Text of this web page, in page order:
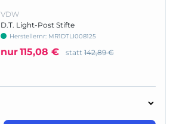
VDW
D.T. Light-Post Stifte
Herstellernr: MR1DTLI008125
nur115,08 € statt 142,89 €